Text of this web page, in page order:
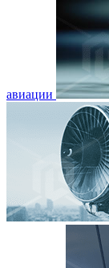
авиации